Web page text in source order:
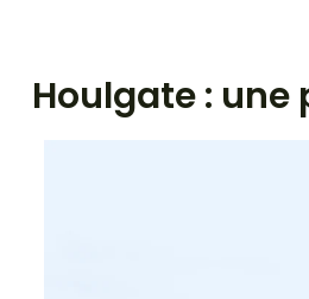
Houlgate :